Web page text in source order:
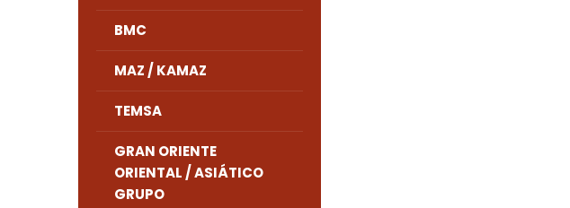
BMC
MAZ / KAMAZ
TEMSA
GRAN ORIENTE
ORIENTAL / ASIÁTICO
GRUPO